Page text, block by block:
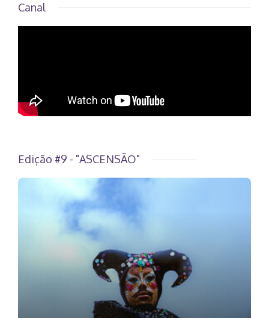
Canal
Edição #9 - "ASCENSÃO"